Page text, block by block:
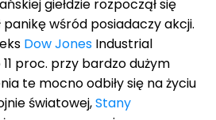
giełdzie rozpoczął się
panikę wśród posiadaczy akcji.
Dow Jones Industrial
proc. przy bardzo dużym
te mocno odbiły się na życiu
światowej,Stany